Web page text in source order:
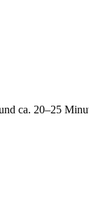
ca. 20–25